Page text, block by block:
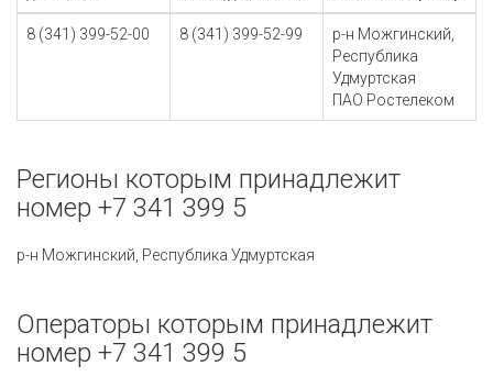
8 (341) 399-52-00 8 (341) 399-52-99
р-н Можгинский,
Республика
Удмуртская
ПАО Ростелеком
Регионы которым принадлежит
номер +7 341 399 5
р-н Можгинский, Республика Удмуртская
Операторы которым принадлежит
номер +7 341 399 5